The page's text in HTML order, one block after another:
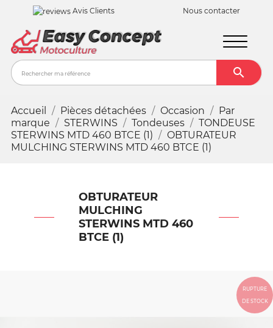
Avis Clients Nous contacter

Accueil Pièces détachées Occasion
Par
marque
STERWINS Tondeuses
TONDEUSE
STERWINS MTD 460 BTCE (1)
OBTURATEUR
MULCHING STERWINS MTD 460 BTCE (1)
OBTURATEUR
MULCHING
STERWINS MTD 460
BTCE (1)
RUPTURE
DE STOCK